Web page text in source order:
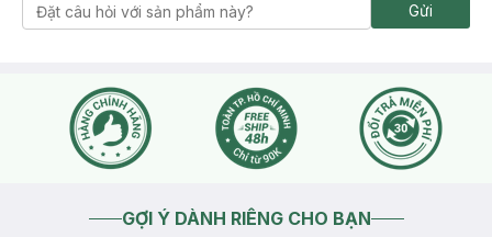
Gửi
GỢI Ý DÀNH RIÊNG CHO BẠN